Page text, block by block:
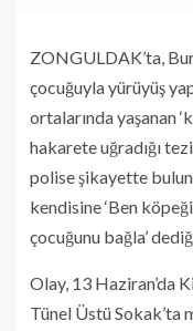
ZONGULDAK’ta,
çocuğuyla yürüyüş
ortalarında yaşanan
hakarete uğradığı
polise şikayette
kendisine ‘Ben
çocuğunu bağla’
Olay, 13 Haziran’da
Tünel Üstü Sokak’ta